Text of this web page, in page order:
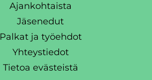
Ajankohtaista
Jäsenedut
Palkat ja työehdot
Yhteystiedot
Tietoa evästeistä